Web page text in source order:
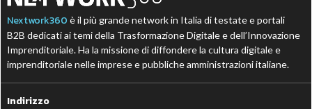
Nextwork360 è il più grande network in Italia di testate e portali
B2B dedicati ai temi della Trasformazione Digitale e dell’Innovazione
Imprenditoriale. Ha la missione di diffondere la cultura digitale e
imprenditoriale nelle imprese e pubbliche amministrazioni italiane.
Indirizzo